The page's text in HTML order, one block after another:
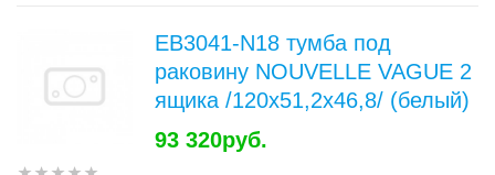
EB3041-N18 тумба под
раковину NOUVELLE VAGUE 2
ящика /120x51,2x46,8/ (белый)
93 320руб.